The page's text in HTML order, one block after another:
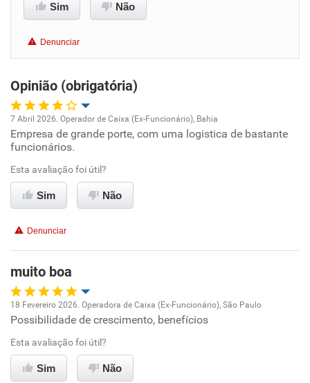
Conciliação com a vida familiar
Não recomenda esta empresa
Sim Não
Denunciar
Opinião (obrigatória)
Oportunidade de promoção
Ambiente de trabalho
Conciliação com a vida familiar
Não recomenda esta empresa
Não recomenda a diretoria
7 Abril 2026. Operador de Caixa (Ex-Funcionário), Bahia
Empresa de grande porte, com uma logistica de bastante
funcionários.
Esta avaliação foi útil?
Sim Não
Denunciar
muito boa
Oportunidade de promoção
Ambiente de trabalho
18 Fevereiro 2026. Operadora de Caixa (Ex-Funcionário), São Paulo
Possibilidade de crescimento, benefícios
Esta avaliação foi útil?
Sim Não